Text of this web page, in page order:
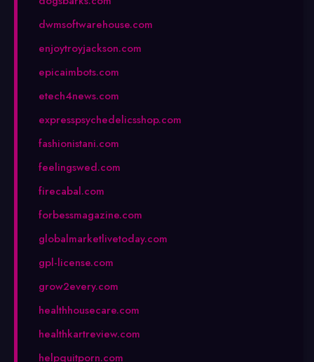
dwmsoftwarehouse.com
enjoytroyjackson.com
epicaimbots.com
etech4news.com
expresspsychedelicsshop.com
fashionistani.com
feelingswed.com
firecabal.com
forbessmagazine.com
globalmarketlivetoday.com
gpl-license.com
grow2every.com
healthhousecare.com
healthkartreview.com
helpquitporn.com